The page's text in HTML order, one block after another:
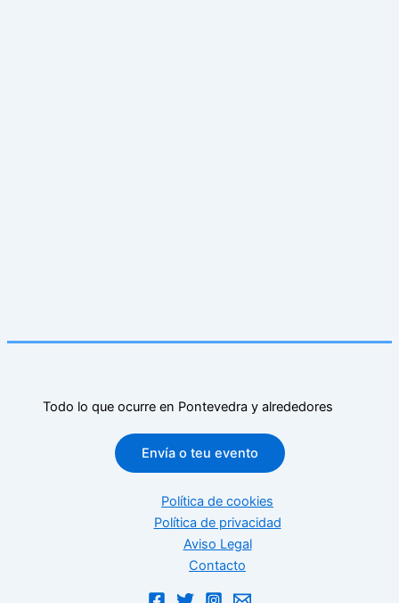
Todo lo que ocurre en Pontevedra y alrededores
Envía o teu evento
Política de cookies
Política de privacidad
Aviso Legal
Contacto